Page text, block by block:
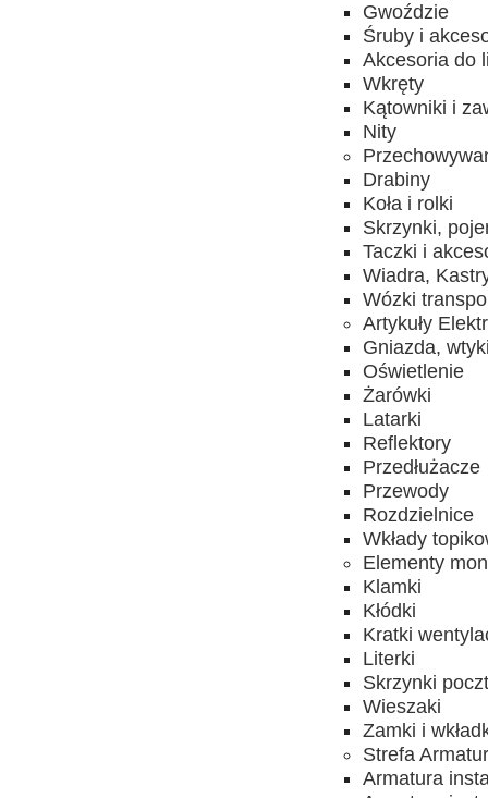
Gwoździe
Śruby i
Akcesoria do
Wkręty
Kątowniki i
Nity
Drabiny
Koła i rolki
Skrzynki,
Taczki i
Wiadra,
Wózki
Artykuły
Gniazda,
Oświetlenie
Żarówki
Latarki
Reflektory
Przedłużacze
Przewody
Rozdzielnice
Wkłady
Elementy
Klamki
Kłódki
Kratki
Literki
Skrzynki
Wieszaki
Zamki i
Strefa
Armatura